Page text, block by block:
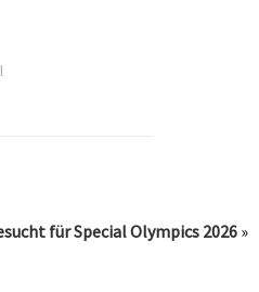
für Special Olympics 2026 »